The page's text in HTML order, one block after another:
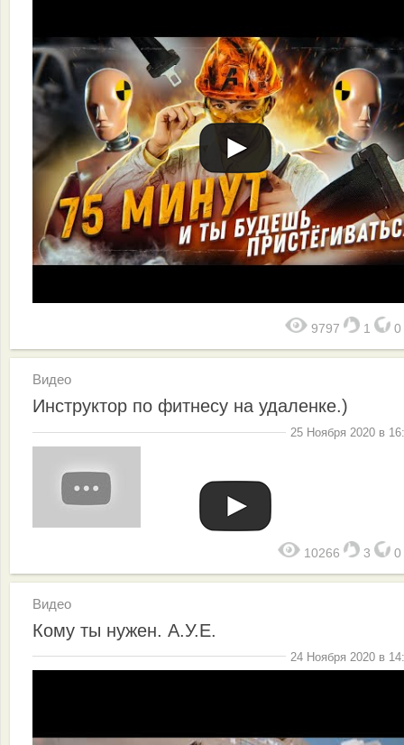
9797 1 0
Видео
Инструктор по фитнесу на удаленке.)
25 Ноября 2020 в
10266 3 0
Видео
Кому ты нужен. А.У.Е.
24 Ноября 2020 в